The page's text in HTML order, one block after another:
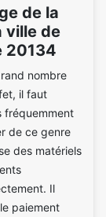
de la
ville de
20134
nombre
il faut
fréquemment
de ce genre
des matériels
Il
paiement